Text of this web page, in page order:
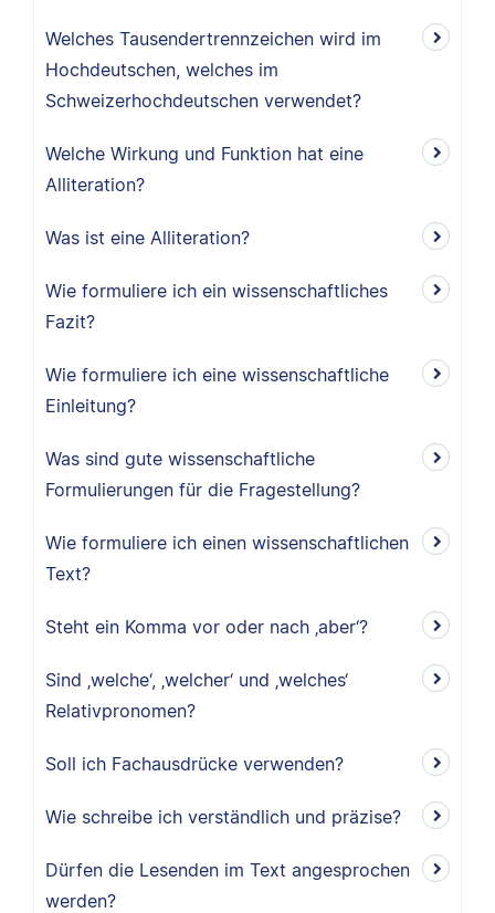
Welches Tausendertrennzeichen wird im
Hochdeutschen, welches im
Schweizerhochdeutschen verwendet?
Welche Wirkung und Funktion hat eine
Alliteration?
Was ist eine Alliteration?
Wie formuliere ich ein wissenschaftliches
Fazit?
Wie formuliere ich eine wissenschaftliche
Einleitung?
Was sind gute wissenschaftliche
Formulierungen für die Fragestellung?
Wie formuliere ich einen wissenschaftlichen
Text?
Steht ein Komma vor oder nach ‚aber‘?
Sind ‚welche‘, ‚welcher‘ und ‚welches‘
Relativpronomen?
Soll ich Fachausdrücke verwenden?
Wie schreibe ich verständlich und präzise?
Dürfen die Lesenden im Text angesprochen
werden?